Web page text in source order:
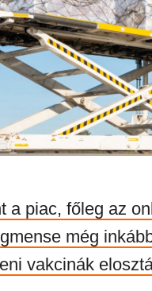
a piac, főleg az
még
vakcinák